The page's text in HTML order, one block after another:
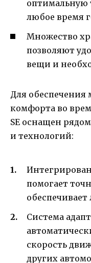
оптимальную
любое время
Множество
позволяют
вещи и
Для обеспечения
комфорта во
SE оснащен
и технологий:
помогает
Система
скорость
других